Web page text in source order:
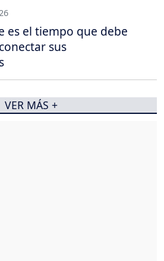
es el tiempo que debe
sus
VER MÁS +